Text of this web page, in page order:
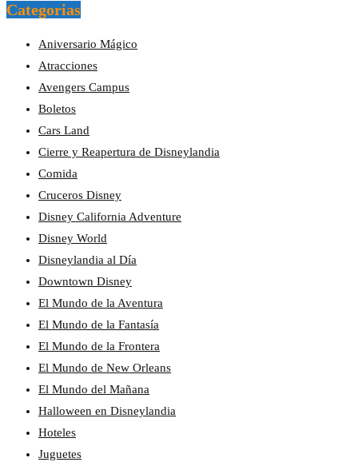
Categorias
Aniversario Mágico
Atracciones
Avengers Campus
Boletos
Cars Land
Cierre y Reapertura de Disneylandia
Comida
Cruceros Disney
Disney California Adventure
Disney World
Disneylandia al Día
Downtown Disney
El Mundo de la Aventura
El Mundo de la Fantasía
El Mundo de la Frontera
El Mundo de New Orleans
El Mundo del Mañana
Halloween en Disneylandia
Hoteles
Juguetes